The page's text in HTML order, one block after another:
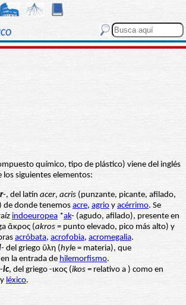
químico, tipo de plástico) viene del inglés
los siguientes elementos:
-, del latín acer, acris (punzante, picante, afilado,
de donde tenemosacre, agrio y acérrimo. Se
indoeuropea *ak- (agudo, afilado), presente en
ἄκρος (akros = punto elevado, pico más alto) y
acróbata, acrofobia, acromegalia.
- del griego ὕλη (hyle = materia), que
la entrada de hilemorfismo.
ic, del griego -ικος (ikos = relativo a ) como en
y léxico.